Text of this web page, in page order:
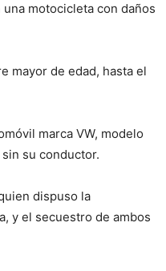
lo
motocicleta con daños
mayor de edad, hasta el
marca VW, modelo
su conductor.
dispuso la
y el secuestro de ambos